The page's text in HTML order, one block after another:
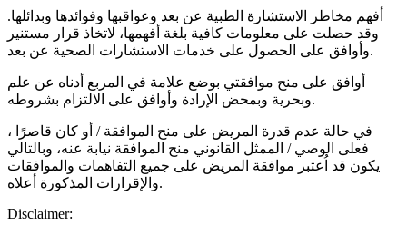
أفهم مخاطر الاستشارة الطبية عن بعد وعواقبها وفوائدها وبدائلها.
وقد حصلت على معلومات كافية بلغة أفهمها، لاتخاذ قرار مستنير
وأوافق على الحصول على خدمات الاستشارات الصحية عن بعد.
أوافق على منح موافقتي بوضع علامة في المربع أدناه عن علم
وبحرية وبمحض الإرادة وأوافق على الالتزام بشروطه.
في حالة عدم قدرة المريض على منح الموافقة / أو كان قاصرًا ،
فعلى الوصي / الممثل القانوني منح الموافقة نيابة عنه، وبالتالي
يكون قد اُعتبر موافقة المريض على جميع التفاهمات والموافقات
والإقرارات المذكورة أعلاه.
Disclaimer: